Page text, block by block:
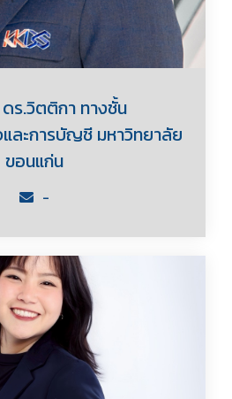
ร.วิตติกา ทางชั้น
ละการบัญชี มหาวิทยาลัย
ขอนแก่น
-